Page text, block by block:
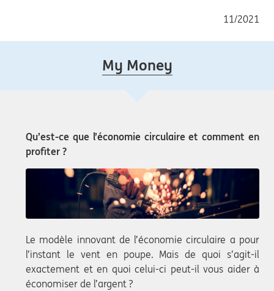
11/2021
My Money
Qu’est-ce que l’économie circulaire et comment en
profiter ?
Le modèle innovant de l’économie circulaire a pour
l’instant le vent en poupe. Mais de quoi s’agit-il
exactement et en quoi celui-ci peut-il vous aider à
économiser de l’argent ?